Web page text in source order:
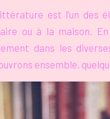
est l’un des
ou à la maison.
dans les
ensemble,